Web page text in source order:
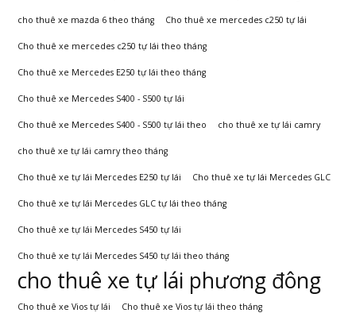
cho thuê xe mazda 6 theo tháng Cho thuê xe mercedes c250 tự lái
Cho thuê xe mercedes c250 tự lái theo tháng
Cho thuê xe Mercedes E250 tự lái theo tháng
Cho thuê xe Mercedes S400 - S500 tự lái
Cho thuê xe Mercedes S400 - S500 tự lái theo cho thuê xe tự lái camry
cho thuê xe tự lái camry theo tháng
Cho thuê xe tự lái Mercedes E250 tự lái Cho thuê xe tự lái Mercedes GLC
Cho thuê xe tự lái Mercedes GLC tự lái theo tháng
Cho thuê xe tự lái Mercedes S450 tự lái
Cho thuê xe tự lái Mercedes S450 tự lái theo tháng
cho thuê xe tự lái phương đông
Cho thuê xe Vios tự lái Cho thuê xe Vios tự lái theo tháng